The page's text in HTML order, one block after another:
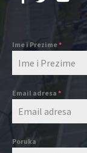
Ime i Prezime*
Email adresa *
Poruka